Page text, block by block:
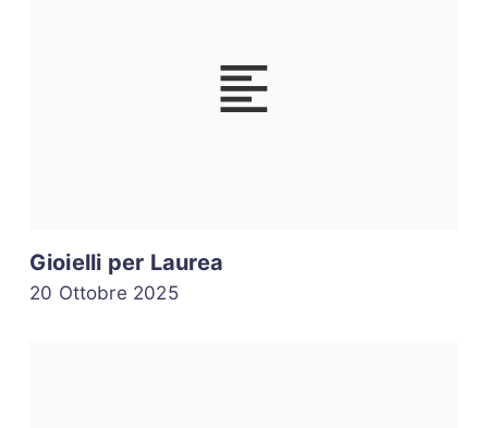
Gioielli per Laurea
20 Ottobre 2025